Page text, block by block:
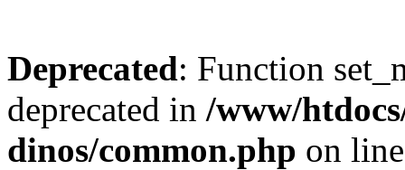
Deprecated: Function
deprecated in /www/
dinos/common.php on